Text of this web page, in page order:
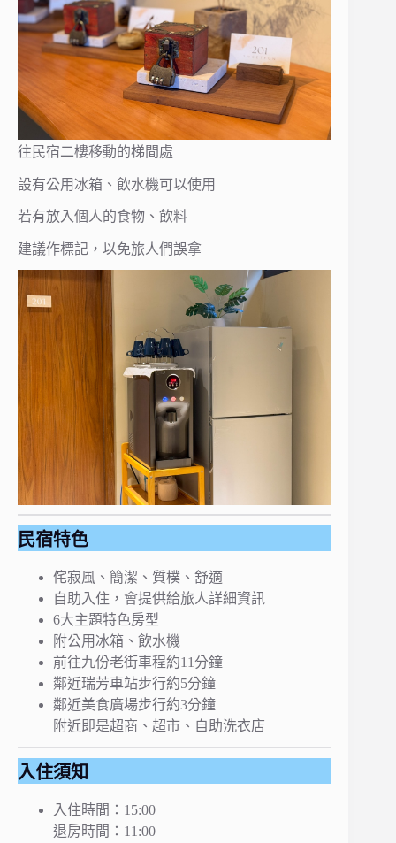
往民宿二樓移動的梯間處
設有公用冰箱、飲水機可以使用
若有放入個人的食物、飲料
建議作標記，以免旅人們誤拿
民宿特色
侘寂風、簡潔、質樸、舒適
自助入住，會提供給旅人詳細資訊
6大主題特色房型
附公用冰箱、飲水機
前往九份老街車程約11分鐘
鄰近瑞芳車站步行約5分鐘
鄰近美食廣場步行約3分鐘
附近即是超商、超市、自助洗衣店
入住須知
入住時間：15:00
退房時間：11:00